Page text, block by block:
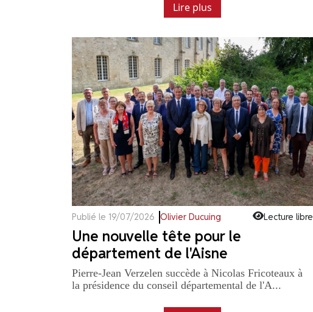
Lire plus
Publié le 19/07/2026 Olivier Ducuing Lecture libre
Une nouvelle tête pour le
département de l'Aisne
Pierre-Jean Verzelen succède à Nicolas Fricoteaux à
la présidence du conseil départemental de l'A...